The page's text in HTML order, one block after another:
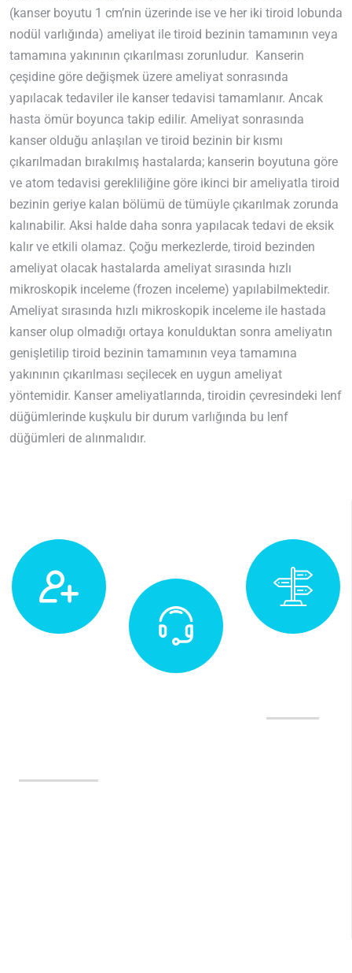
(kanser boyutu 1 cm’nin üzerinde ise ve her iki tiroid lobunda
nodül varlığında) ameliyat ile tiroid bezinin tamamının veya
tamamına yakınının çıkarılması zorunludur. Kanserin
çeşidine göre değişmek üzere ameliyat sonrasında
yapılacak tedaviler ile kanser tedavisi tamamlanır. Ancak
hasta ömür boyunca takip edilir. Ameliyat sonrasında
kanser olduğu anlaşılan ve tiroid bezinin bir kısmı
çıkarılmadan bırakılmış hastalarda; kanserin boyutuna göre
ve atom tedavisi gerekliliğine göre ikinci bir ameliyatla tiroid
bezinin geriye kalan bölümü de tümüyle çıkarılmak zorunda
kalınabilir. Aksi halde daha sonra yapılacak tedavi de eksik
kalır ve etkili olamaz. Çoğu merkezlerde, tiroid bezinden
ameliyat olacak hastalarda ameliyat sırasında hızlı
mikroskopik inceleme (frozen inceleme) yapılabilmektedir.
Ameliyat sırasında hızlı mikroskopik inceleme ile hastada
kanser olup olmadığı ortaya konulduktan sonra ameliyatın
genişletilip tiroid bezinin tamamının veya tamamına
yakınının çıkarılması seçilecek en uygun ameliyat
yöntemidir. Kanser ameliyatlarında, tiroidin çevresindeki lenf
düğümlerinde kuşkulu bir durum varlığında bu lenf
düğümleri de alınmalıdır.